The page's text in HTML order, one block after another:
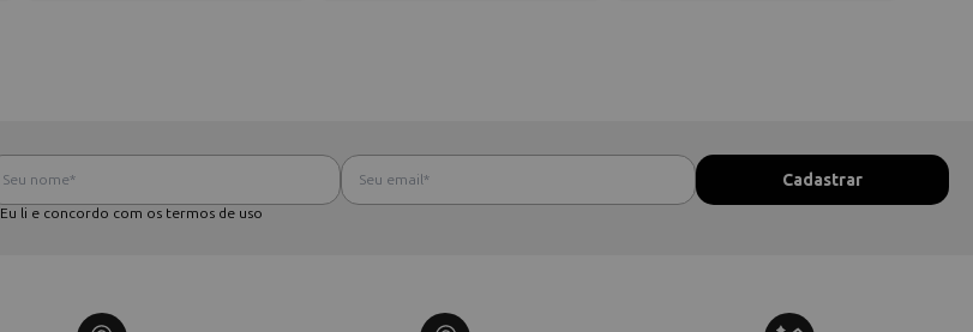
Eu li e concordo com os termos de uso